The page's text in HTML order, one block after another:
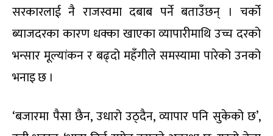
सरकारलाई नै राजस्वमा दबाब पर्ने बताउँछन् । चर्को
ब्याजदरका कारण धक्का खाएका व्यापारीमाथि उच्च दरको
भन्सार मूल्यांकन र बढ्दो महँगीले समस्यामा पारेको उनको
भनाइ छ ।
‘बजारमा पैसा छैन, उधारो उठ्दैन, व्यापार पनि सुकेको छ’,